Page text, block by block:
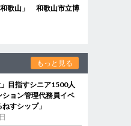
歌山」 和歌山市立博
もっと見る
」目指すシニア1500人
ョン管理代務員イベ
すシップ」